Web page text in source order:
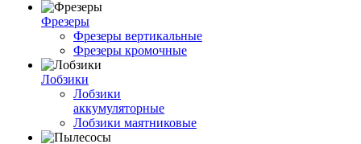
Фрезеры
Фрезеры вертикальные
Фрезеры кромочные
Лобзики
Лобзики
аккумуляторные
Лобзики маятниковые